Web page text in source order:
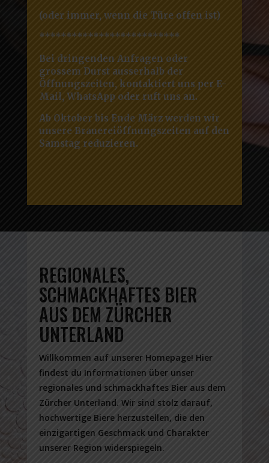
(oder immer, wenn die Türe offen ist)
**************************
Bei dringenden Anfragen oder
grossem Durst ausserhalb der
Öffnungszeiten, kontaktiert uns per E-
Mail, WhatsApp oder ruft uns an.
Ab Oktober bis Ende März werden wir
unsere Brauereiöffnungszeiten auf den
Samstag reduzieren.
REGIONALES,
SCHMACKHAFTES BIER
AUS DEM ZÜRCHER
UNTERLAND
Willkommen auf unserer Homepage! Hier
findest du Informationen über unser
regionales und schmackhaftes Bier aus dem
Zürcher Unterland. Wir sind stolz darauf,
hochwertige Biere herzustellen, die den
einzigartigen Geschmack und Charakter
unserer Region widerspiegeln.